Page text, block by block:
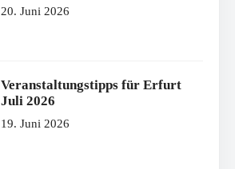
20. Juni 2026
Veranstaltungstipps für Erfurt
Juli 2026
19. Juni 2026